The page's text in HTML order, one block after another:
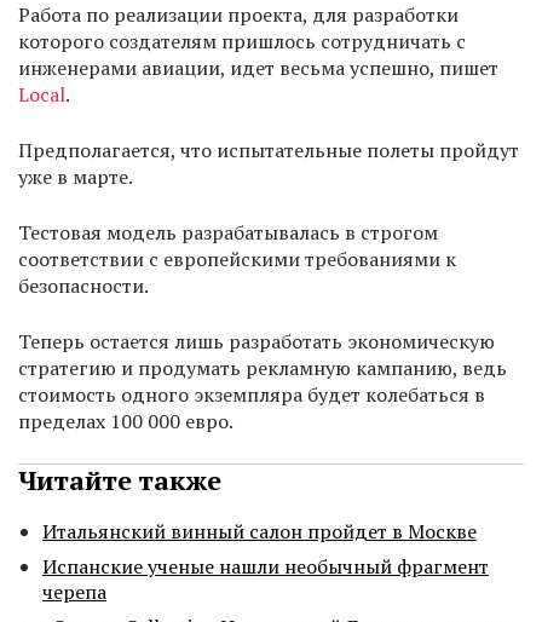
Работа по реализации проекта, для разработки
которого создателям пришлось сотрудничать с
инженерами авиации, идет весьма успешно, пишет
Local.
Предполагается, что испытательные полеты пройдут
уже в марте.
Тестовая модель разрабатывалась в строгом
соответствии с европейскими требованиями к
безопасности.
Теперь остается лишь разработать экономическую
стратегию и продумать рекламную кампанию, ведь
стоимость одного экземпляра будет колебаться в
пределах 100 000 евро.
Читайте также
Итальянский винный салон пройдет в Москве
Испанские ученые нашли необычный фрагмент
черепа